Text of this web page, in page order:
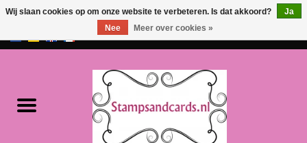
EUR/GBP
NIEUW!!
Wij slaan cookies op om onze website te verbeteren. Is dat akkoord?
Ja
Nee
Meer over cookies »